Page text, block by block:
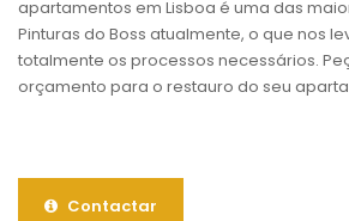
apartamentos em Lisboa é uma das
Pinturas do Boss atualmente, o que nos
totalmente os processos necessários.
orçamento para o restauro do seu
Contactar